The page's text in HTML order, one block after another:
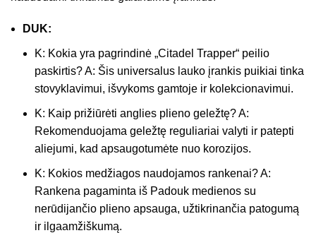
DUK:
K: Kokia yra pagrindinė „Citadel Trapper“ peilio
paskirtis? A: Šis universalus lauko įrankis puikiai tinka
stovyklavimui, išvykoms gamtoje ir kolekcionavimui.
K: Kaip prižiūrėti anglies plieno geležtę? A:
Rekomenduojama geležtę reguliariai valyti ir patepti
aliejumi, kad apsaugotumėte nuo korozijos.
K: Kokios medžiagos naudojamos rankenai? A:
Rankena pagaminta iš Padouk medienos su
nerūdijančio plieno apsauga, užtikrinančia patogumą
ir ilgaamžiškumą.